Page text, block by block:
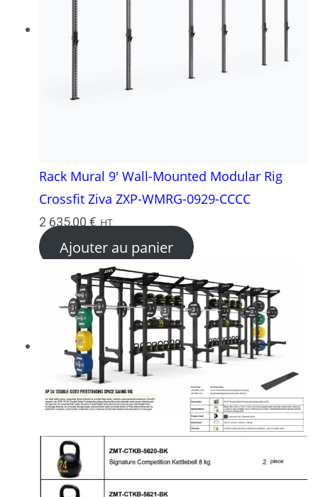
Rack Mural 9′ Wall-Mounted Modular Rig
Crossfit Ziva ZXP-WMRG-0929-CCCC
2 635,00€ HT
Ajouter au panier